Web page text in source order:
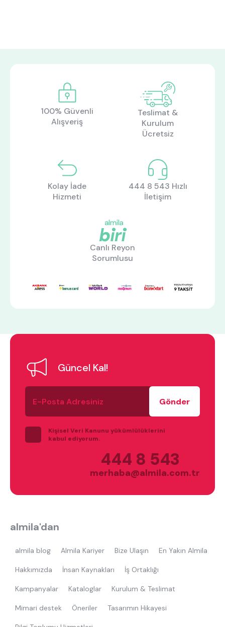
ne aramıştınız?
beşik
çocuk odası
oyuncu sandalyesi
100% Güvenli
Alışveriş
Teslimat &
Kurulum
Ücretsiz
Kolay İade
Hizmeti
444 8 543 Hızlı
İletişim
Canlı Reyon
Sorumlusu
Güncel Kal!
E-
Posta
Adresiniz
Kişisel Veri Kanunu yükümlülüklerini
kabul ediyorum.
444 8 543
merhaba@almila.com.tr
almila'dan
almila blog Almila Kariyer Bize Ulaşın En Yakın Almila
Hakkımızda İnsan Kaynakları İş Ortaklığı
Kampanyalar Kataloglar Kurulum & Teslimat
Mimari destek Öneriler Tasarımın Hikayesi